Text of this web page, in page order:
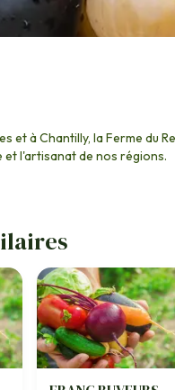
et à Chantilly, la Ferme du
et l'artisanat de nos régions.